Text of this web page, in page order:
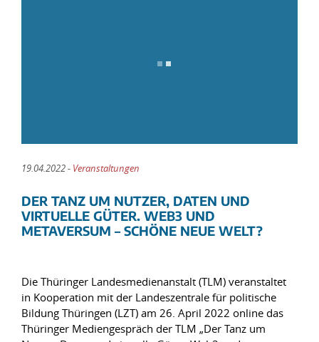
19.04.2022 - Veranstaltungen
DER TANZ UM NUTZER, DATEN UND
VIRTUELLE GÜTER. WEB3 UND
METAVERSUM – SCHÖNE NEUE WELT?
Die Thüringer Landesmedienanstalt (TLM) veranstaltet
in Kooperation mit der Landeszentrale für politische
Bildung Thüringen (LZT) am 26. April 2022 online das
Thüringer Mediengespräch der TLM „Der Tanz um